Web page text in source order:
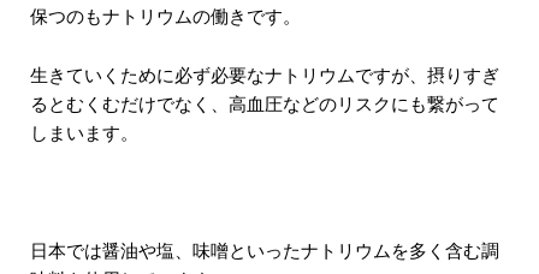
保つのもナトリウムの働きです。
生きていくために必ず必要なナトリウムですが、摂りすぎ
るとむくむだけでなく、高血圧などのリスクにも繋がって
しまいます。
日本では醤油や塩、味噌といったナトリウムを多く含む調